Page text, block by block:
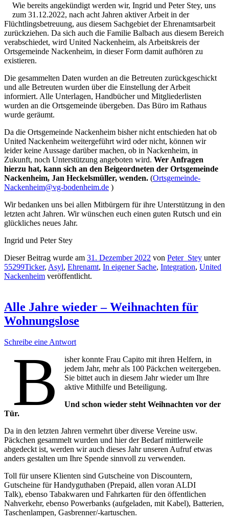
Wie bereits angekündigt werden wir, Ingrid und Peter Stey, uns
zum 31.12.2022, nach acht Jahren aktiver Arbeit in der
Flüchtlingsbetreuung, aus diesem Sachgebiet der Ehrenamtsarbeit
zurückziehen. Da sich auch die Familie Balbach aus diesem Bereich
verabschiedet, wird United Nackenheim, als Arbeitskreis der
Ortsgemeinde Nackenheim, in dieser Form damit aufhören zu
existieren.
Die gesammelten Daten wurden an die Betreuten zurückgeschickt
und alle Betreuten wurden über die Einstellung der Arbeit
informiert. Alle Unterlagen, Handbücher und Mitgliederlisten
wurden an die Ortsgemeinde übergeben. Das Büro im Rathaus
wurde geräumt.
Da die Ortsgemeinde Nackenheim bisher nicht entschieden hat ob
United Nackenheim weitergeführt wird oder nicht, können wir
leider keine Aussage darüber machen, ob in Nackenheim, in
Zukunft, noch Unterstützung angeboten wird. Wer Anfragen
hierzu hat, kann sich an den Beigeordneten der Ortsgemeinde
Nackenheim, Jan Heckelsmüller, wenden. (Ortsgemeinde-
Nackenheim@vg-bodenheim.de )
Wir bedanken uns bei allen Mitbürgern für ihre Unterstützung in den
letzten acht Jahren. Wir wünschen euch einen guten Rutsch und ein
glückliches neues Jahr.
Ingrid und Peter Stey
Dieser Beitrag wurde am 31. Dezember 2022 von Peter_Stey unter
55299Ticker, Asyl, Ehrenamt, In eigener Sache, Integration, United
Nackenheim veröffentlicht.
Alle Jahre wieder – Weihnachten für
Wohnungslose
Schreibe eine Antwort
B
isher konnte Frau Capito mit ihren Helfern, in
jedem Jahr, mehr als 100 Päckchen weitergeben.
Sie bittet auch in diesem Jahr wieder um Ihre
aktive Mithilfe und Beteiligung.
Und schon wieder steht Weihnachten vor der
Tür.
Da in den letzten Jahren vermehrt über diverse Vereine usw.
Päckchen gesammelt wurden und hier der Bedarf mittlerweile
abgedeckt ist, werden wir auch dieses Jahr unseren Aufruf etwas
anders gestalten um Ihre Spende sinnvoll zu verwenden.
Toll für unsere Klienten sind Gutscheine von Discountern,
Gutscheine für Handyguthaben (Prepaid, allen voran ALDI
Talk), ebenso Tabakwaren und Fahrkarten für den öffentlichen
Nahverkehr, ebenso Powerbanks (aufgeladen, mit Kabel), Batterien,
Taschenlampen, Gasbrenner/-kartuschen.